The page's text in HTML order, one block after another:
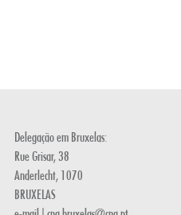
Delegação em Bruxelas:
Rue Grisar, 38
Anderlecht, 1070
BRUXELAS